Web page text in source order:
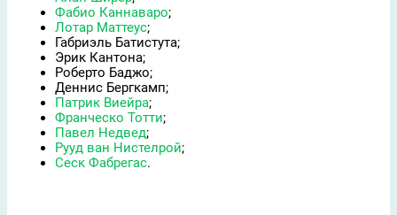
Фабио Каннаваро;
Лотар Маттеус;
Габриэль Батистута;
Эрик Кантона;
Роберто Баджо;
Деннис Бергкамп;
Патрик Виейра;
Франческо Тотти;
Павел Недвед;
Рууд ван Нистелрой;
Сеск Фабрегас.